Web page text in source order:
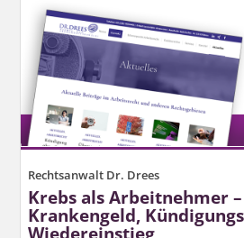
Rechtsanwalt Dr. Drees
Krebs als Arbeitnehmer
Krankengeld,
Wiedereinstieg